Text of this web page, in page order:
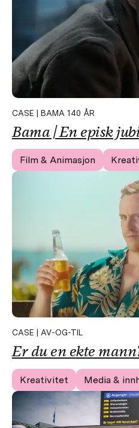
CASE | BAMA 140 ÅR
Bama | En episk
Film & Animasjon
CASE | AV-OG-TIL
Er du en ekte
Kreativitet Media &